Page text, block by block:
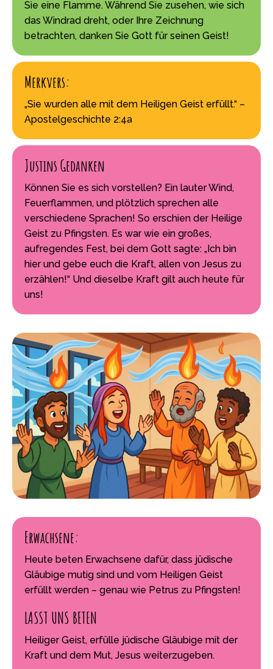
Sie eine Flamme. Während Sie zusehen, wie sich
das Windrad dreht, oder Ihre Zeichnung
betrachten, danken Sie Gott für seinen Geist!
Merkvers:
„Sie wurden alle mit dem Heiligen Geist erfüllt.“ –
Apostelgeschichte 2:4a
Justins Gedanken
Können Sie es sich vorstellen? Ein lauter Wind,
Feuerflammen, und plötzlich sprechen alle
verschiedene Sprachen! So erschien der Heilige
Geist zu Pfingsten. Es war wie ein großes,
aufregendes Fest, bei dem Gott sagte: „Ich bin
hier und gebe euch die Kraft, allen von Jesus zu
erzählen!“ Und dieselbe Kraft gilt auch heute für
uns!
Erwachsene:
Heute beten Erwachsene dafür, dass jüdische
Gläubige mutig sind und vom Heiligen Geist
erfüllt werden – genau wie Petrus zu Pfingsten!
LASST UNS BETEN
Heiliger Geist, erfülle jüdische Gläubige mit der
Kraft und dem Mut, Jesus weiterzugeben.